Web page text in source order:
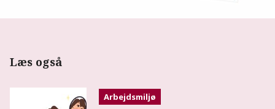
Læs også
Arbejdsmiljø